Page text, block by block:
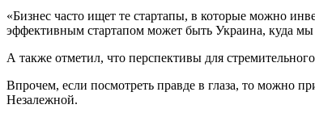
«Бизнес часто ищет те стартапы, в которые можно
эффективным стартапом может быть Украина, куда
А также отметил, что перспективы для
Впрочем, если посмотреть правде в глаза, то можно
Незалежной.